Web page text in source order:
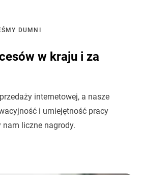
DUMNI
w kraju i za
internetowej, a nasze
i umiejętność pracy
nam liczne nagrody.